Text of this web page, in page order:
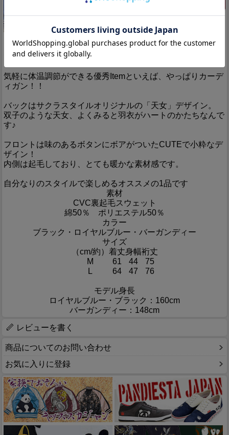
Detail
当店オリジナル商品「ボアカーディガン「天女」」のご紹介
です。
気軽に体温調節ができる優秀Itemといえば、やっぱりカーデ
ィガン！！
バックはサクラスタイルオリジナルの「天女」デザイン。
双子のような天女、よくみると羽衣がハートのかたちなんで
す♪
フロントは味のあるボタンにボアがついたCUTEで小粋なデ
ザイン！
内側は起毛しており、とても暖かな素材感です。
自分なりのスタイルで楽しめるオススメの1品です
素材
CVC裏起毛スウェット
綿50％ ポリエステル50％
カラー
ブラック・ロイヤルブルー・バーガンディー
サイズ
（cm/約） 着丈身幅裄丈
M
61 44
75
L
64 47 76
モデル身長
ロイヤルブルー・ブラック：160cm
バーガンディー：148cm
レビューを書く
商品についてのお問い合わせ
お気に入りに登録